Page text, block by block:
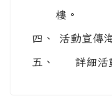
樓。
四、 活動宣傳
五、 詳細活